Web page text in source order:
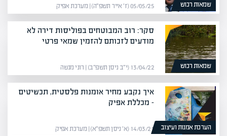
שמאות רכוש 05/05/25 (ז׳ אייר תשפ״ה) | מערכת אפיק
שמאות רכוש
סקר: רוב המבוטחים בפוליסות דירה לא
מודעים לזכותם להזמין שמאי פרטי
13/04/22 (י״ב ניסן תשפ״ב) | רוני מנשה
הערכת אמנות ועיצוב
איך נקבע מחיר אומנות פלסטית, תכשיטים
– מכללת אפיק
14/03/21 (א׳ ניסן תשפ״א) | מערכת אפיק